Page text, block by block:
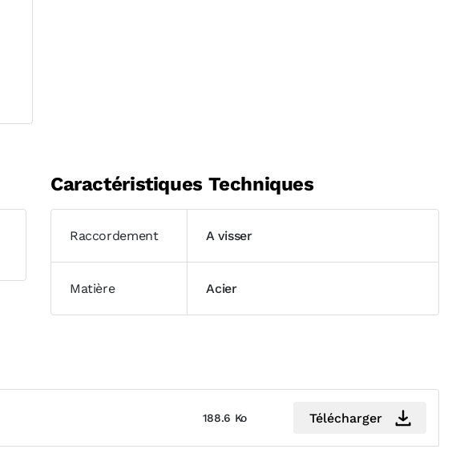
Caractéristiques Techniques
Raccordement A visser
Matière Acier
188.6 Ko Télécharger